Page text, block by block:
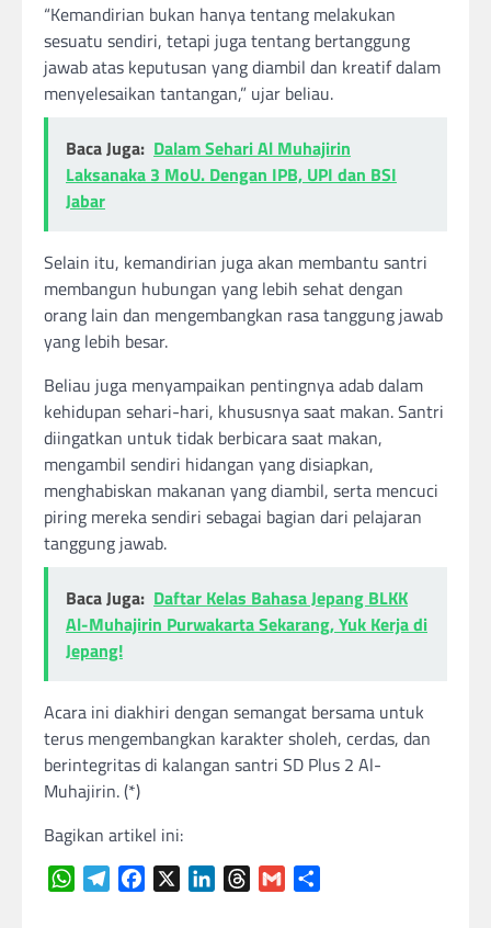
“Kemandirian bukan hanya tentang melakukan
sesuatu sendiri, tetapi juga tentang bertanggung
jawab atas keputusan yang diambil dan kreatif dalam
menyelesaikan tantangan,” ujar beliau.
Baca Juga: Dalam Sehari Al Muhajirin
Laksanaka 3 MoU. Dengan IPB, UPI dan BSI
Jabar
Selain itu, kemandirian juga akan membantu santri
membangun hubungan yang lebih sehat dengan
orang lain dan mengembangkan rasa tanggung jawab
yang lebih besar.
Beliau juga menyampaikan pentingnya adab dalam
kehidupan sehari-hari, khususnya saat makan. Santri
diingatkan untuk tidak berbicara saat makan,
mengambil sendiri hidangan yang disiapkan,
menghabiskan makanan yang diambil, serta mencuci
piring mereka sendiri sebagai bagian dari pelajaran
tanggung jawab.
Baca Juga: Daftar Kelas Bahasa Jepang BLKK
Al-Muhajirin Purwakarta Sekarang, Yuk Kerja di
Jepang!
Acara ini diakhiri dengan semangat bersama untuk
terus mengembangkan karakter sholeh, cerdas, dan
berintegritas di kalangan santri SD Plus 2 Al-
Muhajirin. (*)
Bagikan artikel ini:
WhatsAppTelegramFacebook LinkedInThreads
Gmail